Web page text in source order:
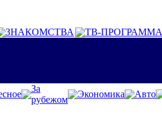
ЗНАКОМСТВА ТВ-ПРОГРАММА
За
рубежом
Экономика
Авто